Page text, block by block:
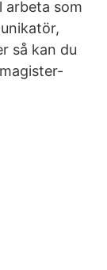
arbeta som
så kan du